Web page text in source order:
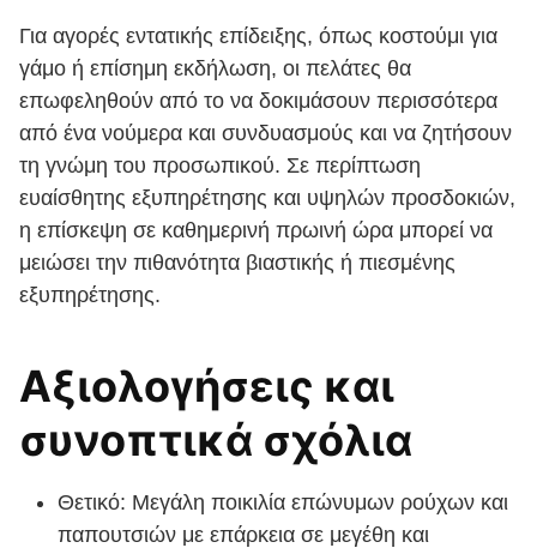
Για αγορές εντατικής επίδειξης, όπως κοστούμι για
γάμο ή επίσημη εκδήλωση, οι πελάτες θα
επωφεληθούν από το να δοκιμάσουν περισσότερα
από ένα νούμερα και συνδυασμούς και να ζητήσουν
τη γνώμη του προσωπικού. Σε περίπτωση
ευαίσθητης εξυπηρέτησης και υψηλών προσδοκιών,
η επίσκεψη σε καθημερινή πρωινή ώρα μπορεί να
μειώσει την πιθανότητα βιαστικής ή πιεσμένης
εξυπηρέτησης.
Αξιολογήσεις και
συνοπτικά σχόλια
Θετικό: Μεγάλη ποικιλία επώνυμων ρούχων και
παπουτσιών με επάρκεια σε μεγέθη και